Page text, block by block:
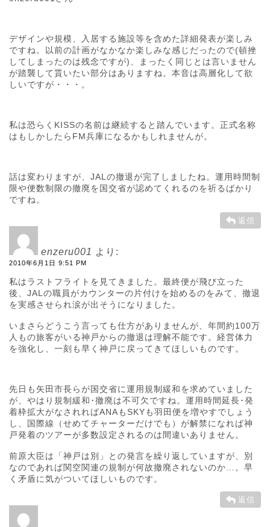
デザインや規模、入居する施設等を含めた詳細発表が楽しみ
ですね。以前の計画がなかなか楽しみな感じだったので(頓挫
してしまったのは残念ですが)、まったく同じとは言いません
が踏襲して貰いたい部分はありますね。本音は高層化して欲
しいですが・・・。
私は恐らくKISSの名前は継続すると踏んでいます。正式名称
はもしかしたらFM兵庫になるかもしれませんが。
話は変わりますが、JALの撤退が完了しましたね。運用時間制
限や便数制限の撤廃を国交省が認めてくれるのを祈るばかり
ですね。
返信
enzeru001 より:
2010年6月1日 9:51 PM
私はラストフライトを見てきました。最終便が飛び立った
後、JALの職員がカウンターの片付けを始めるのをみて、撤退
を実感させられ涙が出そうになりました。
いまさらどうこう言っても仕方がありませんが、年間約100万
人もの旅客がいる神戸からの撤退は理解不能です。経営体力
を強化し、一刻も早く神戸に戻ってきてほしいものです。
先日も矢田市長らが国交省に運用規制緩和を求めていました
が、やはり規制緩和･撤廃は不可欠ですね。運用時間延長･発
着枠拡大がなされればANAもSKYも羽田便を増やすでしょう
し、国際線（せめてチャーターだけでも）が解禁になれば神
戸発着のツアーが多数設定されるのは間違いありません。
前原大臣は「神戸は別」との発言を繰り返していますが、別
なのであれば関空関連の規制が何故撤廃されないのか…。早
く矛盾に気がついてほしいものです。
返信